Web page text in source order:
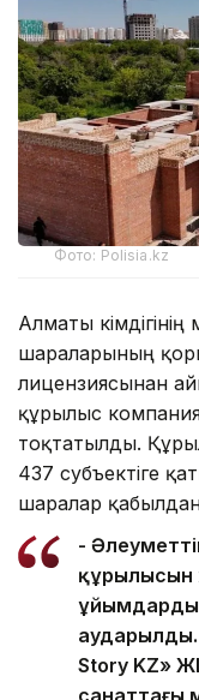
Фото: Polisia.kz
Алматы әкімдігінің
шараларының
лицензиясынан
құрылыс
тоқтатылды.
437 субъектіге
шаралар
-
құрылысын
аударылды.
Story KZ»
санаттағы